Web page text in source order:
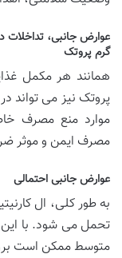
گرم پروتک
پروتک نیز می تواند
موارد منع مصرف
مصرف ایمن و موثر
عوارض جانبی احتمالی
به طور کلی، ال
تحمل می شود. با
متوسط ممکن است